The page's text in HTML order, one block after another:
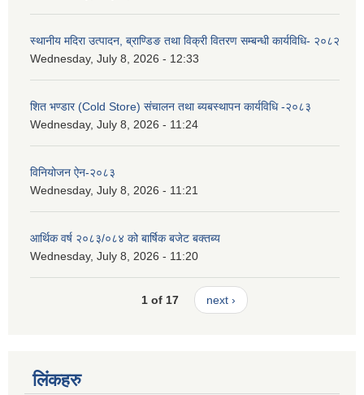
स्थानीय मदिरा उत्पादन, ब्राण्डिङ तथा विक्री वितरण सम्बन्धी कार्यविधि- २०८२
Wednesday, July 8, 2026 - 12:33
शित भण्डार (Cold Store) संचालन तथा ब्यबस्थापन कार्यविधि -२०८३
Wednesday, July 8, 2026 - 11:24
विनियोजन ऐन-२०८३
Wednesday, July 8, 2026 - 11:21
आर्थिक वर्ष २०८३/०८४ को बार्षिक बजेट बक्तब्य
Wednesday, July 8, 2026 - 11:20
1 of 17 next ›
लिंकहरु